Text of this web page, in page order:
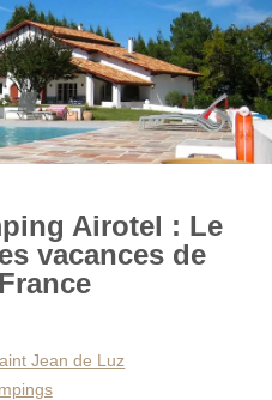
Airotel : Le
vacances de
Jean de Luz